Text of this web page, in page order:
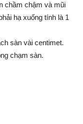
chầm chậm và mũi
hạ xuống tính là 1
sàn vài centimet.
chạm sàn.